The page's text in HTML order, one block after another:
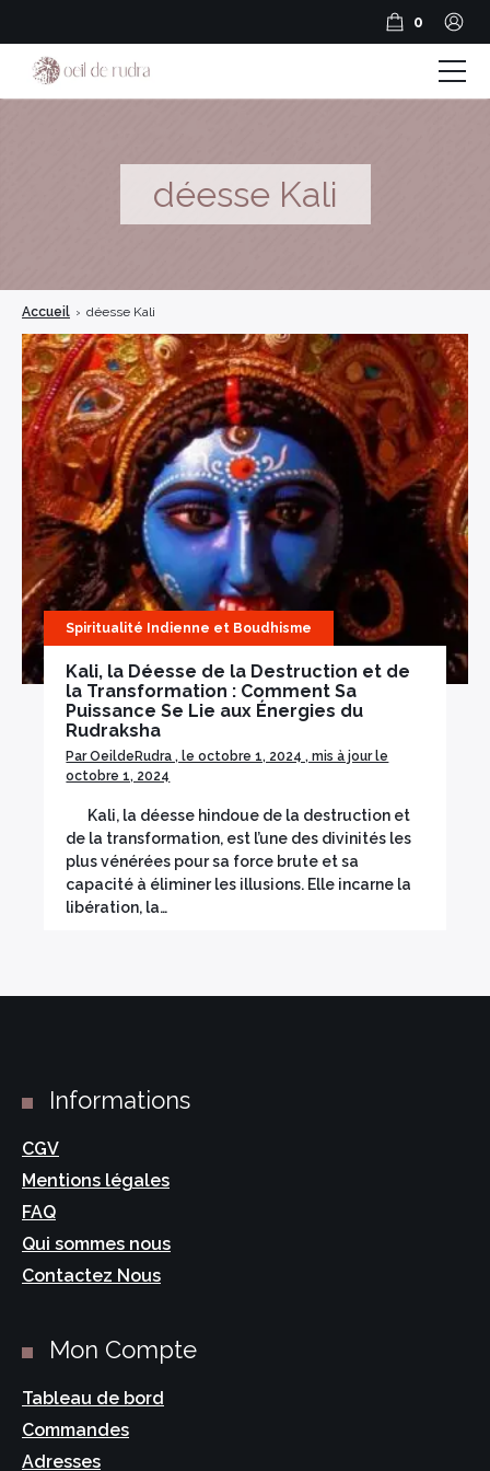
déesse Kali
Accueil › déesse Kali
Spiritualité Indienne et Boudhisme
Kali, la Déesse de la Destruction et de
la Transformation : Comment Sa
Puissance Se Lie aux Énergies du
Rudraksha
Par OeildeRudra , le octobre 1, 2024 , mis à jour le
octobre 1, 2024
Kali, la déesse hindoue de la destruction et
de la transformation, est l’une des divinités les
plus vénérées pour sa force brute et sa
capacité à éliminer les illusions. Elle incarne la
libération, la…
0
Encens en résine
Encens Bâtonnets
Encens en cônes
Encens herbes séchées
Bois sacré
Guide Rudraksha
BLOG
Informations
CGV
Mentions légales
FAQ
Qui sommes nous
Contactez Nous
Mon Compte
Tableau de bord
Commandes
Adresses